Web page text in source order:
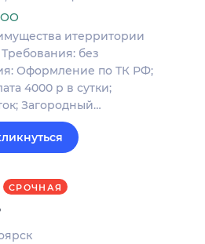
итерритории
без
Оформление по ТК РФ;
4000 р в сутки;
Загородный…
СРОЧНАЯ